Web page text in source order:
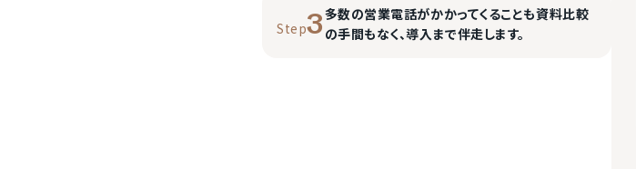
Step3多数の営業電話がかかってくることも資料比較
の手間もなく、導入まで伴走します。